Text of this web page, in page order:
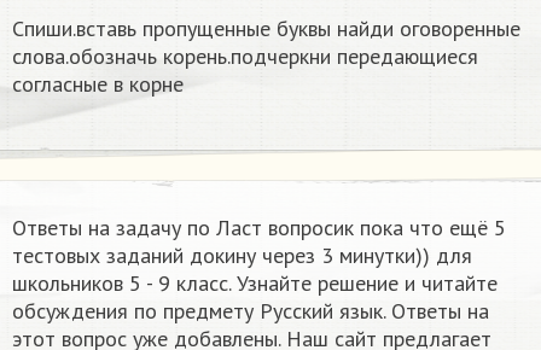
Спиши.вставь пропущенные буквы найди оговоренные
слова.обозначь корень.подчеркни передающиеся
согласные в корне
Ответы на задачу по Ласт вопросик пока что ещё 5
тестовых заданий докину через 3 минутки)) для
школьников 5 - 9 класс. Узнайте решение и читайте
обсуждения по предмету Русский язык. Ответы на
этот вопрос уже добавлены. Наш сайт предлагает